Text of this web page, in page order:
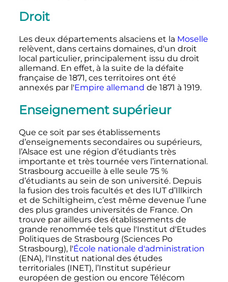
Droit
Les deux départements alsaciens et la Moselle
relèvent, dans certains domaines, d'un droit
local particulier, principalement issu du droit
allemand. En effet, à la suite de la défaite
française de 1871, ces territoires ont été
annexés par l'Empire allemand de 1871 à 1919.
Enseignement supérieur
Que ce soit par ses établissements
d’enseignements secondaires ou supérieurs,
l’Alsace est une région d’étudiants très
importante et très tournée vers l’international.
Strasbourg accueille à elle seule 75 %
d’étudiants au sein de son université. Depuis
la fusion des trois facultés et des IUT d’Illkirch
et de Schiltigheim, c’est même devenue l’une
des plus grandes universités de France. On
trouve par ailleurs des établissements de
grande renommée tels que l'Institut d'Etudes
Politiques de Strasbourg (Sciences Po
Strasbourg), l'École nationale d'administration
(ENA), l'Institut national des études
territoriales (INET), l’Institut supérieur
européen de gestion ou encore Télécom